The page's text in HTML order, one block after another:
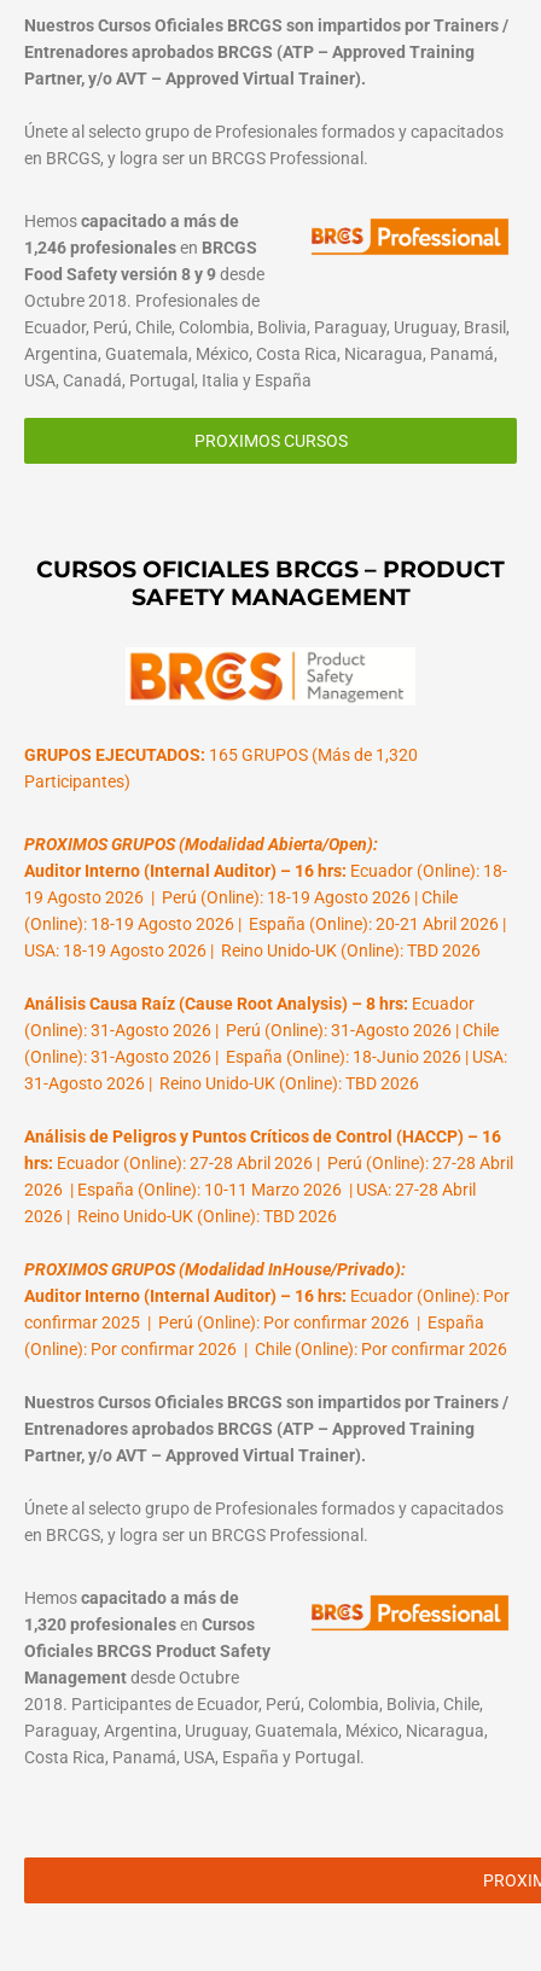
Nuestros Cursos Oficiales BRCGS son impartidos por Trainers /
Entrenadores aprobados BRCGS (ATP – Approved Training
Partner, y/o AVT – Approved Virtual Trainer).
Únete al selecto grupo de Profesionales formados y capacitados
en BRCGS, y logra ser un BRCGS Professional.
Hemoscapacitado a más de
1,246 profesionalesen BRCGS
Food Safety versión 8 y 9desde
Octubre 2018. Profesionales de
Ecuador, Perú, Chile, Colombia, Bolivia, Paraguay, Uruguay, Brasil,
Argentina, Guatemala, México, Costa Rica, Nicaragua, Panamá,
USA, Canadá, Portugal, Italia y España
PROXIMOS CURSOS
CURSOS OFICIALES BRCGS – PRODUCT
SAFETY MANAGEMENT
GRUPOS EJECUTADOS: 165 GRUPOS (Más de 1,320
Participantes)
PROXIMOS GRUPOS (Modalidad Abierta/Open):
Auditor Interno (Internal Auditor) – 16 hrs: Ecuador (Online): 18-
19 Agosto 2026 | Perú (Online): 18-19 Agosto 2026 | Chile
(Online): 18-19 Agosto 2026 | España (Online): 20-21 Abril 2026 |
USA: 18-19 Agosto 2026 | Reino Unido-UK (Online): TBD 2026
Análisis Causa Raíz (Cause Root Analysis) – 8 hrs: Ecuador
(Online): 31-Agosto 2026 | Perú (Online): 31-Agosto 2026 | Chile
(Online): 31-Agosto 2026 | España (Online): 18-Junio 2026 | USA:
31-Agosto 2026 | Reino Unido-UK (Online): TBD 2026
Análisis de Peligros y Puntos Críticos de Control (HACCP) – 16
hrs: Ecuador (Online): 27-28 Abril 2026 | Perú (Online): 27-28 Abril
2026 | España (Online): 10-11 Marzo 2026 | USA: 27-28 Abril
2026 | Reino Unido-UK (Online): TBD 2026
PROXIMOS GRUPOS (Modalidad InHouse/Privado):
Auditor Interno (Internal Auditor) – 16 hrs: Ecuador (Online): Por
confirmar 2025 | Perú (Online): Por confirmar 2026 | España
(Online): Por confirmar 2026 | Chile (Online): Por confirmar 2026
Nuestros Cursos Oficiales BRCGS son impartidos por Trainers /
Entrenadores aprobados BRCGS (ATP – Approved Training
Partner, y/o AVT – Approved Virtual Trainer).
Únete al selecto grupo de Profesionales formados y capacitados
en BRCGS, y logra ser un BRCGS Professional.
Hemoscapacitado a más de
1,320 profesionalesen Cursos
Oficiales BRCGS Product Safety
Managementdesde Octubre
2018. Participantes de Ecuador, Perú, Colombia, Bolivia, Chile,
Paraguay, Argentina, Uruguay, Guatemala, México, Nicaragua,
Costa Rica, Panamá, USA, España y Portugal.